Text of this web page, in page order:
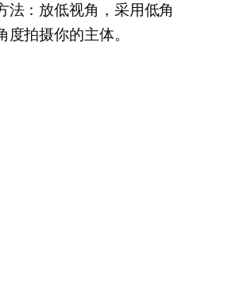
法：放低视角，采用低角
度拍摄你的主体。